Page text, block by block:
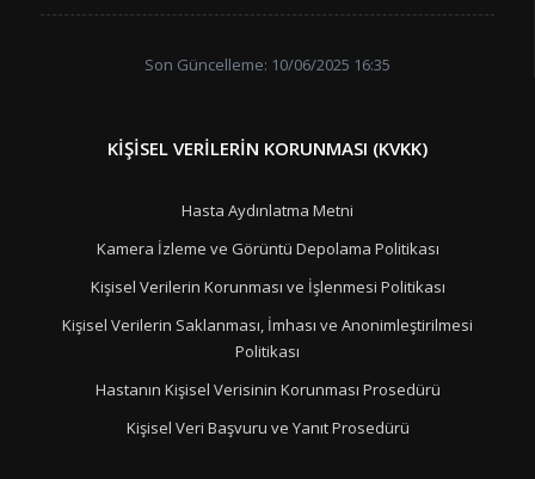
Son Güncelleme: 10/06/2025 16:35
KIŞISEL VERILERIN KORUNMASI (KVKK)
Hasta Aydınlatma Metni
Kamera İzleme ve Görüntü Depolama Politikası
Kişisel Verilerin Korunması ve İşlenmesi Politikası
Kişisel Verilerin Saklanması, İmhası ve Anonimleştirilmesi
Politikası
Hastanın Kişisel Verisinin Korunması Prosedürü
Kişisel Veri Başvuru ve Yanıt Prosedürü